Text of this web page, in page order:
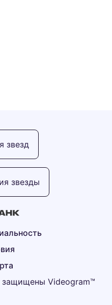
Videogram™
звезды
звезд